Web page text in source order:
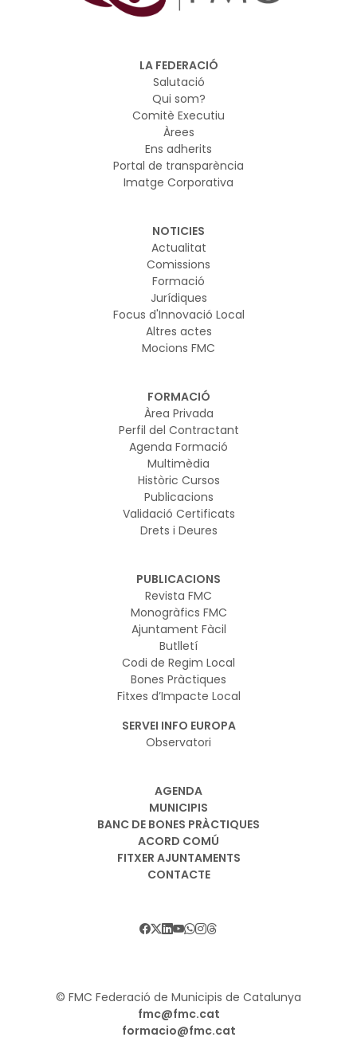
LA FEDERACIÓ
Salutació
Qui som?
Comitè Executiu
Àrees
Ens adherits
Portal de transparència
Imatge Corporativa
NOTICIES
Actualitat
Comissions
Formació
Jurídiques
Focus d'Innovació Local
Altres actes
Mocions FMC
FORMACIÓ
Àrea Privada
Perfil del Contractant
Agenda Formació
Multimèdia
Històric Cursos
Publicacions
Validació Certificats
Drets i Deures
PUBLICACIONS
Revista FMC
Monogràfics FMC
Ajuntament Fàcil
Butlletí
Codi de Regim Local
Bones Pràctiques
Fitxes d’Impacte Local
SERVEI INFO EUROPA
Observatori
AGENDA
MUNICIPIS
BANC DE BONES PRÀCTIQUES
ACORD COMÚ
FITXER AJUNTAMENTS
CONTACTE
© FMC Federació de Municipis de Catalunya
fmc@fmc.cat
formacio@fmc.cat